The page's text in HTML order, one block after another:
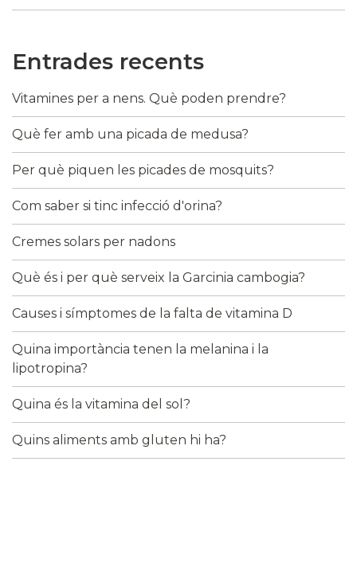
Entrades recents
Vitamines per a nens. Què poden prendre?
Què fer amb una picada de medusa?
Per què piquen les picades de mosquits?
Com saber si tinc infecció d'orina?
Cremes solars per nadons
Què és i per què serveix la Garcinia cambogia?
Causes i símptomes de la falta de vitamina D
Quina importància tenen la melanina i la
lipotropina?
Quina és la vitamina del sol?
Quins aliments amb gluten hi ha?